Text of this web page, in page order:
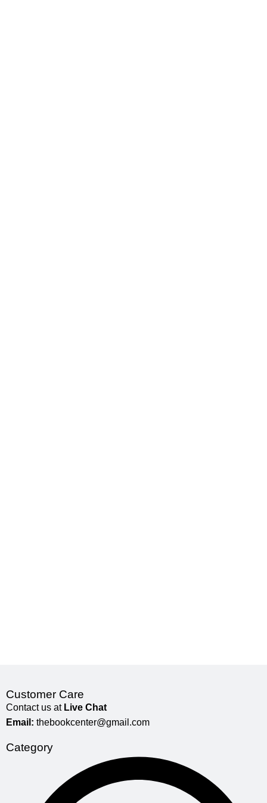
Customer Care
Contact us at Live Chat
Email: thebookcenter@gmail.com
Category